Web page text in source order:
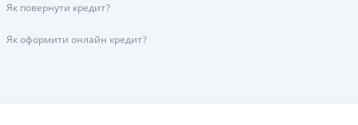
Як повернути кредит?
Як оформити онлайн кредит?